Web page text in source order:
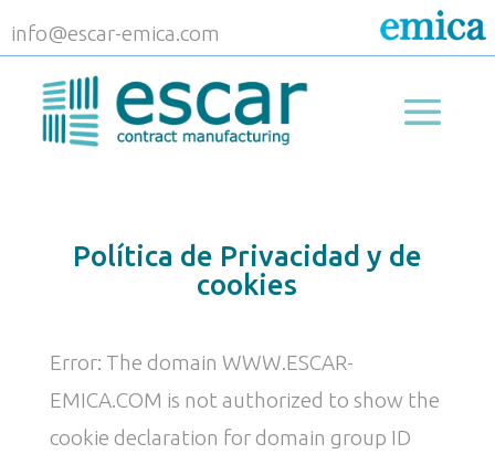
info@escar-emica.com
Política de Privacidad y de
cookies
Error: The domain WWW.ESCAR-
EMICA.COM is not authorized to show the
cookie declaration for domain group ID